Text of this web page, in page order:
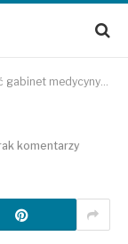
estetycznej Ursynów?
komentarzy